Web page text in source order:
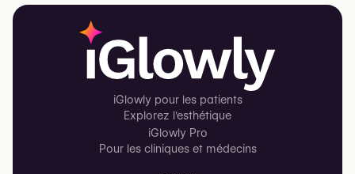
iGlowly pour les patients
Explorez l'esthétique
iGlowly Pro
Pour les cliniques et médecins